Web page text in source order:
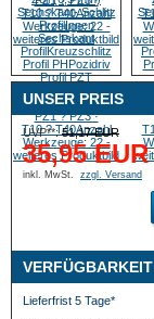
UNSER PREIS
UVP**:51,17 EUR
35,95 EUR
inkl. MwSt. zzgl. Versand
VERFÜGBARKEIT
Lieferfrist 5 Tage*